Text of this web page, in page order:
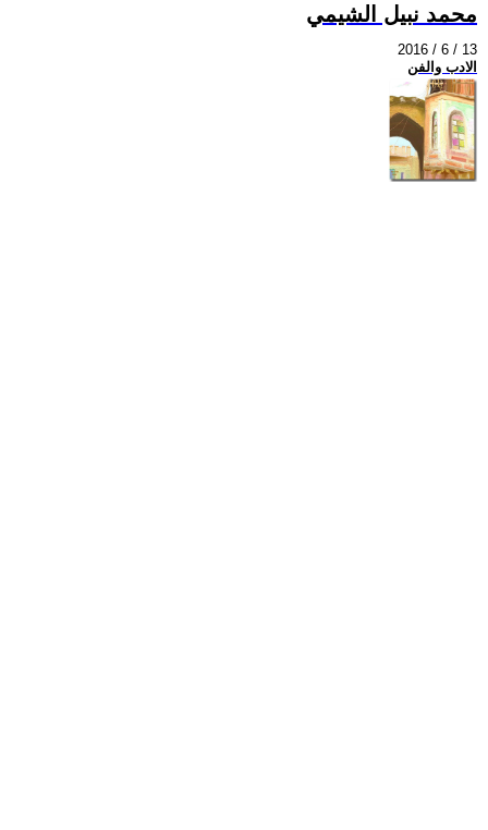
محمد نبيل الشيمي
2016 / 6 / 13
الادب والفن